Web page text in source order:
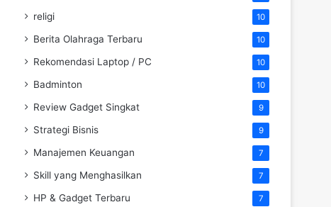
religi 10
Berita Olahraga Terbaru 10
Rekomendasi Laptop / PC 10
Badminton 10
Review Gadget Singkat 9
Strategi Bisnis 9
Manajemen Keuangan 7
Skill yang Menghasilkan 7
HP & Gadget Terbaru 7